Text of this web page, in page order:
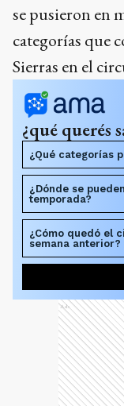
se pusieron en
categorías que
Sierras en el
¿qué querés
¿Qué categorías
¿Dónde se
temporada?
¿Cómo quedó el
semana anterior?
Ads